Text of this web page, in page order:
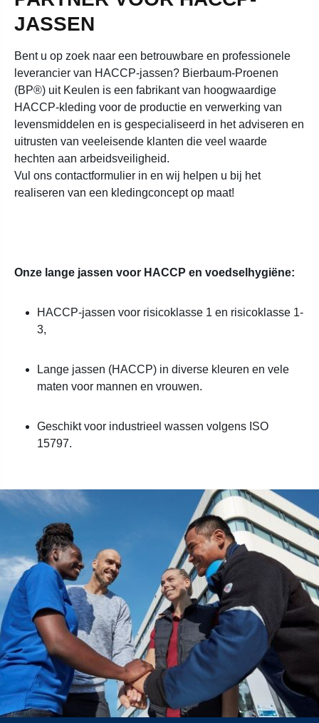
JASSEN
Bent u op zoek naar een betrouwbare en professionele
leverancier van HACCP-jassen? Bierbaum-Proenen
(BP®) uit Keulen is een fabrikant van hoogwaardige
HACCP-kleding voor de productie en verwerking van
levensmiddelen en is gespecialiseerd in het adviseren en
uitrusten van veeleisende klanten die veel waarde
hechten aan arbeidsveiligheid.
Vul ons contactformulier in en wij helpen u bij het
realiseren van een kledingconcept op maat!
Onze lange jassen voor HACCP en voedselhygiëne:
HACCP-jassen voor risicoklasse 1 en risicoklasse 1-
3,
Lange jassen (HACCP) in diverse kleuren en vele
maten voor mannen en vrouwen.
Geschikt voor industrieel wassen volgens ISO
15797.